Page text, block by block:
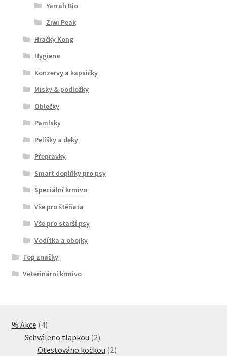
Yarrah Bio
Ziwi Peak
Hračky Kong
Hygiena
Konzervy a kapsičky
Misky & podložky
Oblečky
Pamlsky
Pelíšky a deky
Přepravky
Smart doplňky pro psy
Speciální krmivo
Vše pro štěňata
Vše pro starší psy
Vodítka a obojky
Top značky
Veterinární krmivo
% Akce 44
produkty
Schváleno tlapkou 22
produkty
Otestováno kočkou 22